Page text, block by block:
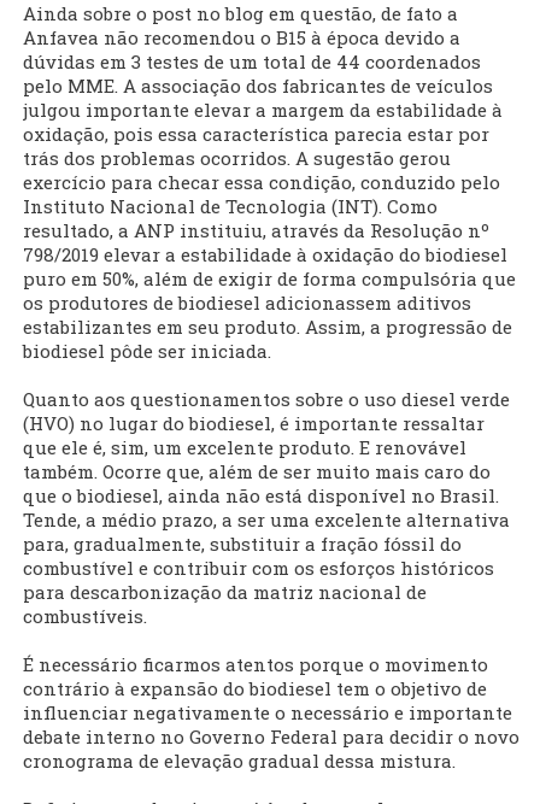
Ainda sobre o post no blog em questão, de fato a
Anfavea não recomendou o B15 à época devido a
dúvidas em 3 testes de um total de 44 coordenados
pelo MME. A associação dos fabricantes de veículos
julgou importante elevar a margem da estabilidade à
oxidação, pois essa característica parecia estar por
trás dos problemas ocorridos. A sugestão gerou
exercício para checar essa condição, conduzido pelo
Instituto Nacional de Tecnologia (INT). Como
resultado, a ANP instituiu, através da Resolução nº
798/2019 elevar a estabilidade à oxidação do biodiesel
puro em 50%, além de exigir de forma compulsória que
os produtores de biodiesel adicionassem aditivos
estabilizantes em seu produto. Assim, a progressão de
biodiesel pôde ser iniciada.
Quanto aos questionamentos sobre o uso diesel verde
(HVO) no lugar do biodiesel, é importante ressaltar
que ele é, sim, um excelente produto. E renovável
também. Ocorre que, além de ser muito mais caro do
que o biodiesel, ainda não está disponível no Brasil.
Tende, a médio prazo, a ser uma excelente alternativa
para, gradualmente, substituir a fração fóssil do
combustível e contribuir com os esforços históricos
para descarbonização da matriz nacional de
combustíveis.
É necessário ficarmos atentos porque o movimento
contrário à expansão do biodiesel tem o objetivo de
influenciar negativamente o necessário e importante
debate interno no Governo Federal para decidir o novo
cronograma de elevação gradual dessa mistura.